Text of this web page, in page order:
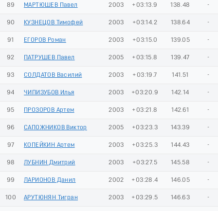
89 МАРТЮШЕВ Павел 2003 +03:13.9 138.48 -
90 КУЗНЕЦОВ Тимофей 2003 +03:14.2 138.64 -
91 ЕГОРОВ Роман 2003 +03:15.0 139.05 -
92 ПАТРУШЕВ Павел 2005 +03:15.8 139.47 -
93 СОЛДАТОВ Василий 2003 +03:19.7 141.51 -
94 ЧИПИЗУБОВ Илья 2003 +03:20.9 142.14 -
95 ПРОЗОРОВ Артем 2003 +03:21.8 142.61 -
96 САПОЖНИКОВ Виктор 2005 +03:23.3 143.39 -
97 КОПЕЙКИН Артем 2003 +03:25.3 144.43 -
98 ЛУБНИН Дмитрий 2003 +03:27.5 145.58 -
99 ЛАРИОНОВ Данил 2002 +03:28.4 146.05 -
100 АРУТЮНЯН Тигран 2003 +03:29.5 146.63 -